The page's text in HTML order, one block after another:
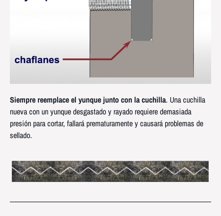
Siempre reemplace el yunque junto con la cuchilla. Una cuchilla
nueva con un yunque desgastado y rayado requiere demasiada
presión para cortar, fallará prematuramente y causará problemas de
sellado.